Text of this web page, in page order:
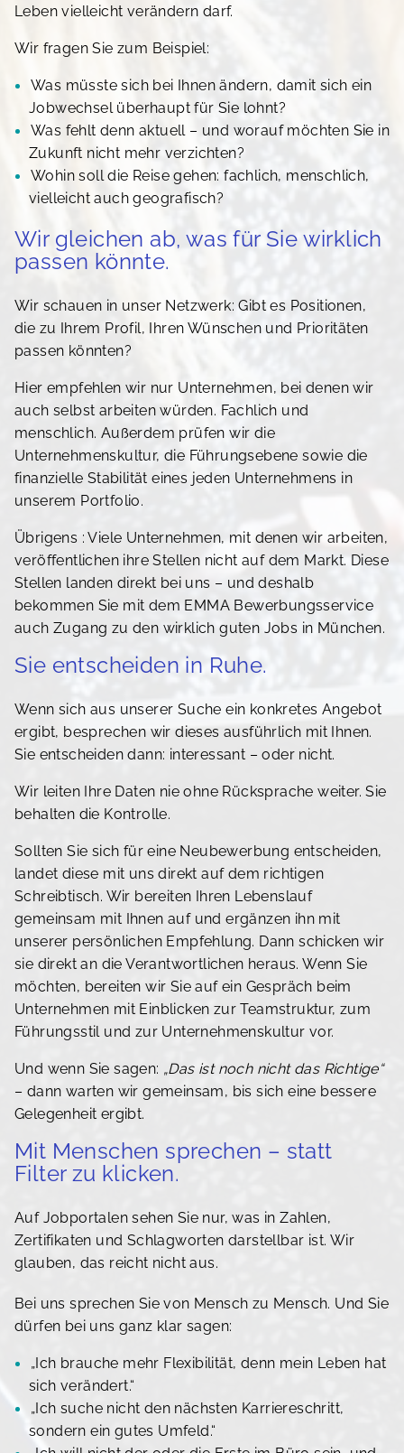
Leben vielleicht verändern darf.
Wir fragen Sie zum Beispiel:
Was müsste sich bei Ihnen ändern, damit sich ein
Jobwechsel überhaupt für Sie lohnt?
Was fehlt denn aktuell – und worauf möchten Sie in
Zukunft nicht mehr verzichten?
Wohin soll die Reise gehen: fachlich, menschlich,
vielleicht auch geografisch?
Wir gleichen ab, was für Sie wirklich
passen könnte.
Wir schauen in unser Netzwerk: Gibt es Positionen,
die zu Ihrem Profil, Ihren Wünschen und Prioritäten
passen könnten?
Hier empfehlen wir nur Unternehmen, bei denen wir
auch selbst arbeiten würden. Fachlich und
menschlich. Außerdem prüfen wir die
Unternehmenskultur, die Führungsebene sowie die
finanzielle Stabilität eines jeden Unternehmens in
unserem Portfolio.
Übrigens : Viele Unternehmen, mit denen wir arbeiten,
veröffentlichen ihre Stellen nicht auf dem Markt. Diese
Stellen landen direkt bei uns – und deshalb
bekommen Sie mit dem EMMA Bewerbungsservice
auch Zugang zu den wirklich guten Jobs in München.
Sie entscheiden in Ruhe.
Wenn sich aus unserer Suche ein konkretes Angebot
ergibt, besprechen wir dieses ausführlich mit Ihnen.
Sie entscheiden dann: interessant – oder nicht.
Wir leiten Ihre Daten nie ohne Rücksprache weiter. Sie
behalten die Kontrolle.
Sollten Sie sich für eine Neubewerbung entscheiden,
landet diese mit uns direkt auf dem richtigen
Schreibtisch. Wir bereiten Ihren Lebenslauf
gemeinsam mit Ihnen auf und ergänzen ihn mit
unserer persönlichen Empfehlung. Dann schicken wir
sie direkt an die Verantwortlichen heraus. Wenn Sie
möchten, bereiten wir Sie auf ein Gespräch beim
Unternehmen mit Einblicken zur Teamstruktur, zum
Führungsstil und zur Unternehmenskultur vor.
Und wenn Sie sagen: „Das ist noch nicht das Richtige“
– dann warten wir gemeinsam, bis sich eine bessere
Gelegenheit ergibt.
Mit Menschen sprechen – statt
Filter zu klicken.
Auf Jobportalen sehen Sie nur, was in Zahlen,
Zertifikaten und Schlagworten darstellbar ist. Wir
glauben, das reicht nicht aus.
Bei uns sprechen Sie von Mensch zu Mensch. Und Sie
dürfen bei uns ganz klar sagen:
„Ich brauche mehr Flexibilität, denn mein Leben hat
sich verändert.“
„Ich suche nicht den nächsten Karriereschritt,
sondern ein gutes Umfeld.“